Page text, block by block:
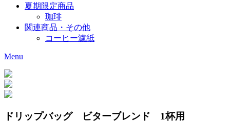
夏期限定商品
珈琲
関連商品・その他
コーヒー濾紙
Menu
ドリップバッグ ビターブレンド 1杯用